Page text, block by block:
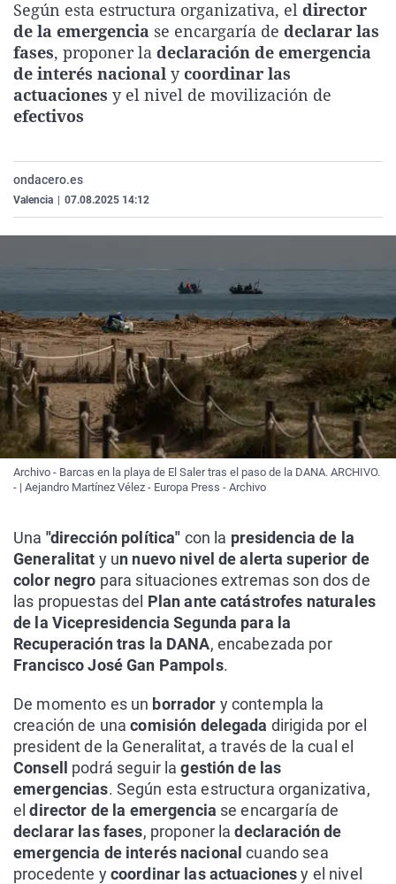
La rosa de los vientos
Gente viajera
Como el perro y el
Caso
Retornados
Equipo de
Extremadura
Galicia
La Rioja
Virales
Televisión
Elecciones
Según esta estructura organizativa, el director
de la emergencia se encargaría de declarar las
fases, proponer la declaración de emergencia
de interés nacional ycoordinar las
actuaciones y el nivel de movilización de
efectivos
ondacero.es
Valencia 07.08.2025 14:12
Archivo - Barcas en la playa de El Saler tras el paso de la DANA. ARCHIVO.
- | Aejandro Martínez Vélez - Europa Press - Archivo
Una "dirección política" con la presidencia de la
Generalitat y un nuevo nivel de alerta superior de
color negro para situaciones extremas son dos de
las propuestas del Plan ante catástrofes naturales
de la Vicepresidencia Segunda para la
Recuperación tras la DANA, encabezada por
Francisco José Gan Pampols.
De momento es un borrador y contempla la
creación de unacomisión delegada dirigida por el
president de la Generalitat, a través de la cual el
Consell podrá seguir lagestión de las
emergencias. Según esta estructura organizativa,
eldirector de la emergencia se encargaría de
declarar las fases, proponer la declaración de
emergencia de interés nacional cuando sea
procedente ycoordinar las actuacionesy el nivel